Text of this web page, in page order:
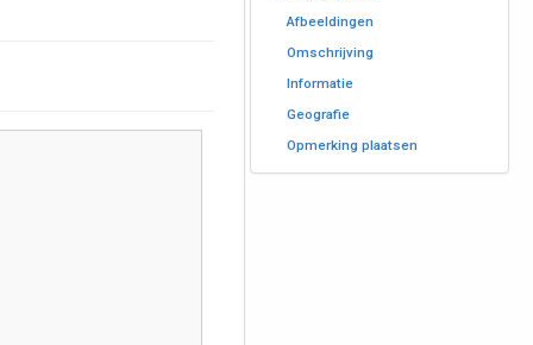
Afbeeldingen
Omschrijving
Informatie
Geografie
Opmerking plaatsen